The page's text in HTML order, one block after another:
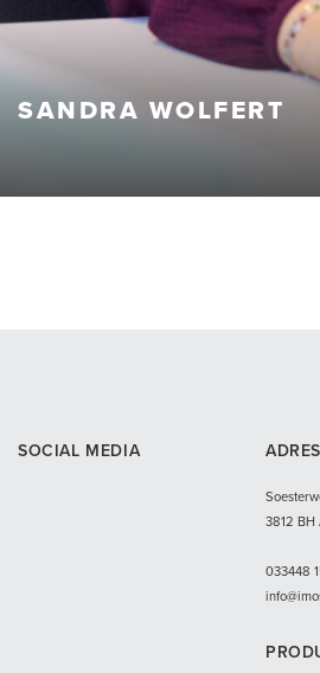
SANDRA WOLFERT
SOCIAL MEDIA ADRES
3812 BH
033448